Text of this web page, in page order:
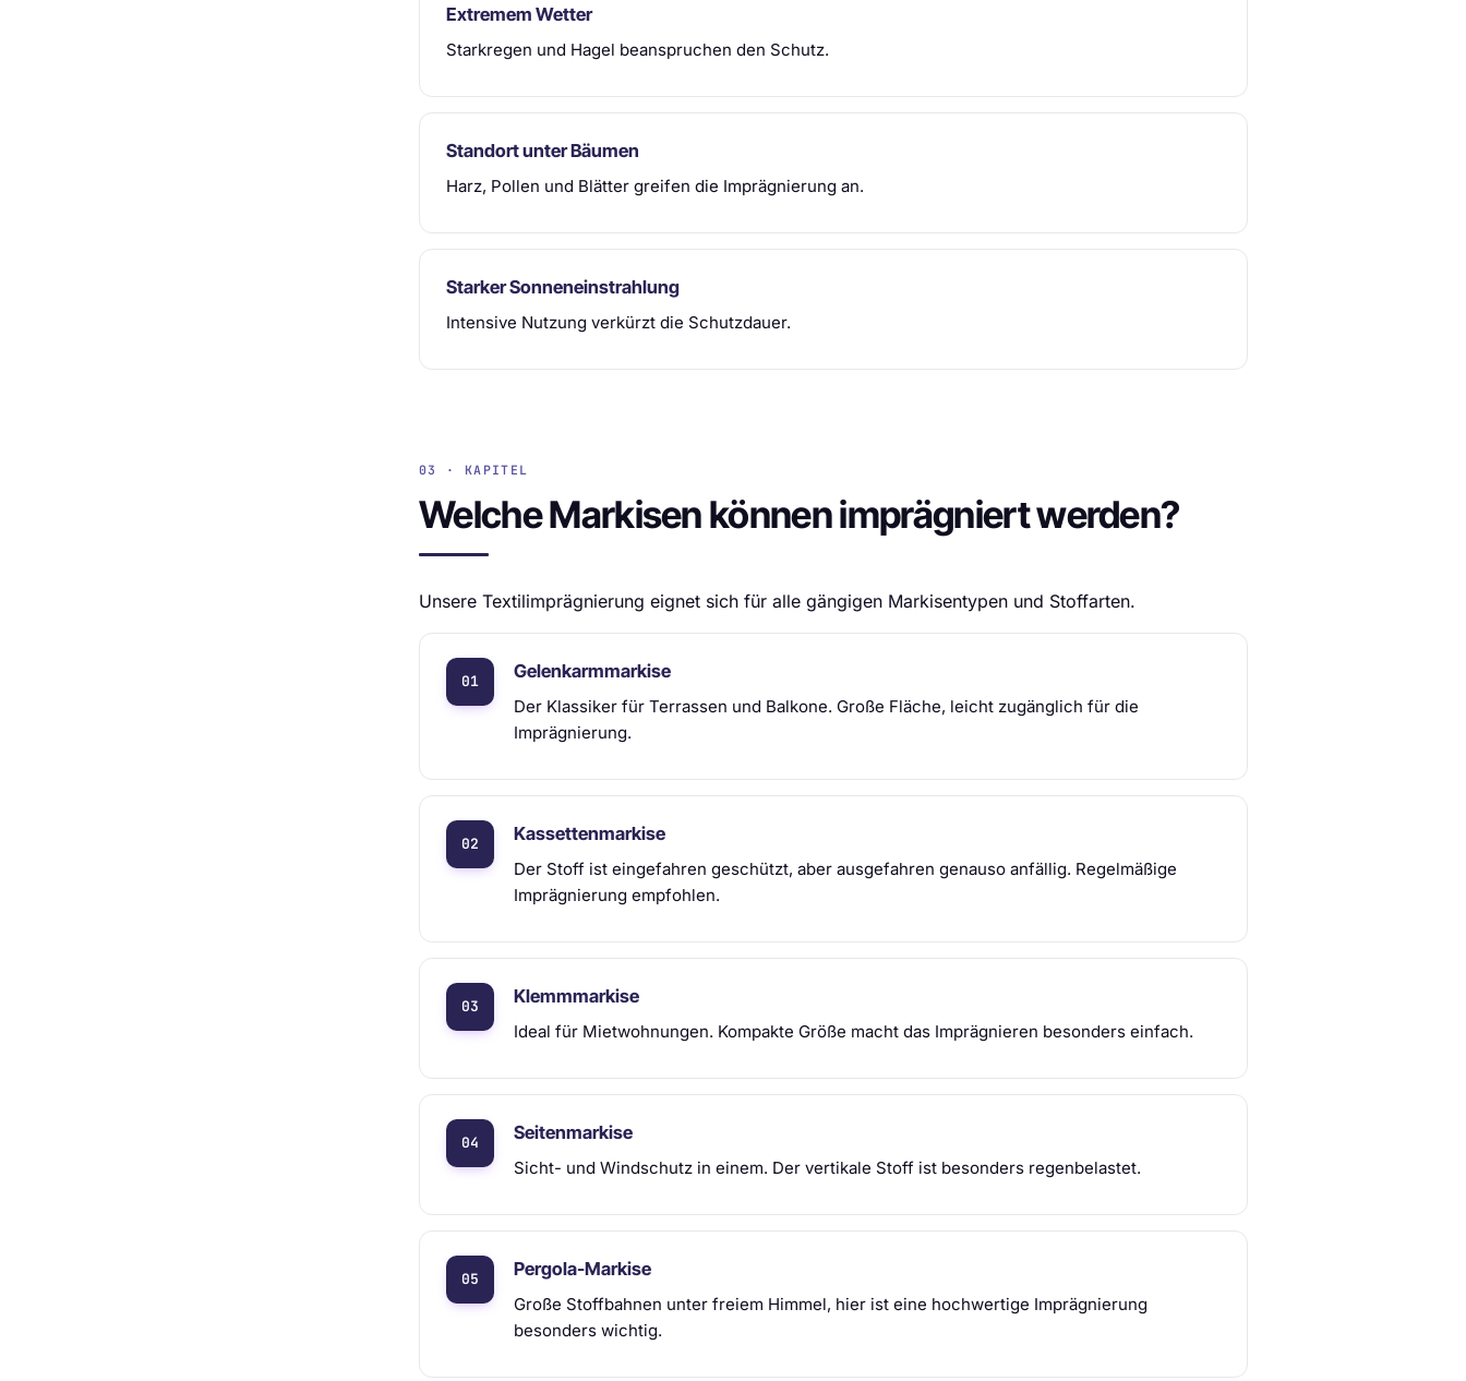
Extremem Wetter
Starkregen und Hagel beanspruchen den Schutz.
Standort unter Bäumen
Harz, Pollen und Blätter greifen die Imprägnierung an.
Starker Sonneneinstrahlung
Intensive Nutzung verkürzt die Schutzdauer.
03 · KAPITEL
Welche Markisen können imprägniert werden?
Unsere Textilimprägnierung eignet sich für alle gängigen Markisentypen und Stoffarten.
Gelenkarmmarkise
Der Klassiker für Terrassen und Balkone. Große Fläche, leicht zugänglich für die
Imprägnierung.
Kassettenmarkise
Der Stoff ist eingefahren geschützt, aber ausgefahren genauso anfällig. Regelmäßige
Imprägnierung empfohlen.
Klemmmarkise
Ideal für Mietwohnungen. Kompakte Größe macht das Imprägnieren besonders einfach.
Seitenmarkise
Sicht- und Windschutz in einem. Der vertikale Stoff ist besonders regenbelastet.
Pergola-Markise
Große Stoffbahnen unter freiem Himmel, hier ist eine hochwertige Imprägnierung
besonders wichtig.